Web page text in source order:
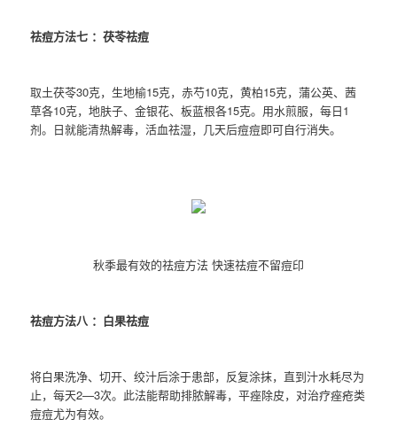
祛痘方法七 ：茯苓祛痘
取土茯苓30克，生地榆15克，赤芍10克，黄柏15克，蒲公英、茜
草各10克，地肤子、金银花、板蓝根各15克。用水煎服，每日1
剂。日就能清热解毒，活血祛湿，几天后痘痘即可自行消失。
秋季最有效的祛痘方法 快速祛痘不留痘印
祛痘方法八 ：白果祛痘
将白果洗净、切开、绞汁后涂于患部，反复涂抹，直到汁水耗尽为
止，每天2—3次。此法能帮助排脓解毒，平痤除皮，对治疗痤疮类
痘痘尤为有效。